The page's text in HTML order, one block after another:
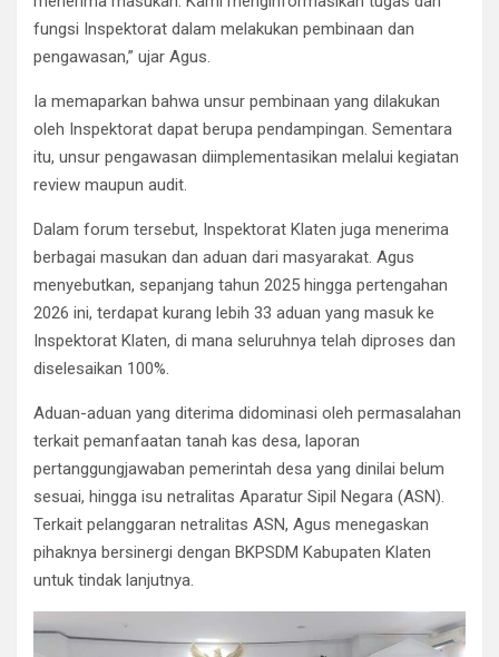
fungsi Inspektorat dalam melakukan pembinaan dan
pengawasan,” ujar Agus.
​Ia memaparkan bahwa unsur pembinaan yang dilakukan
oleh Inspektorat dapat berupa pendampingan. Sementara
itu, unsur pengawasan diimplementasikan melalui kegiatan
review maupun audit.
​Dalam forum tersebut, Inspektorat Klaten juga menerima
berbagai masukan dan aduan dari masyarakat. Agus
menyebutkan, sepanjang tahun 2025 hingga pertengahan
2026 ini, terdapat kurang lebih 33 aduan yang masuk ke
Inspektorat Klaten, di mana seluruhnya telah diproses dan
diselesaikan 100%.
​Aduan-aduan yang diterima didominasi oleh permasalahan
terkait pemanfaatan tanah kas desa, laporan
pertanggungjawaban pemerintah desa yang dinilai belum
sesuai, hingga isu netralitas Aparatur Sipil Negara (ASN).
Terkait pelanggaran netralitas ASN, Agus menegaskan
pihaknya bersinergi dengan BKPSDM Kabupaten Klaten
untuk tindak lanjutnya.